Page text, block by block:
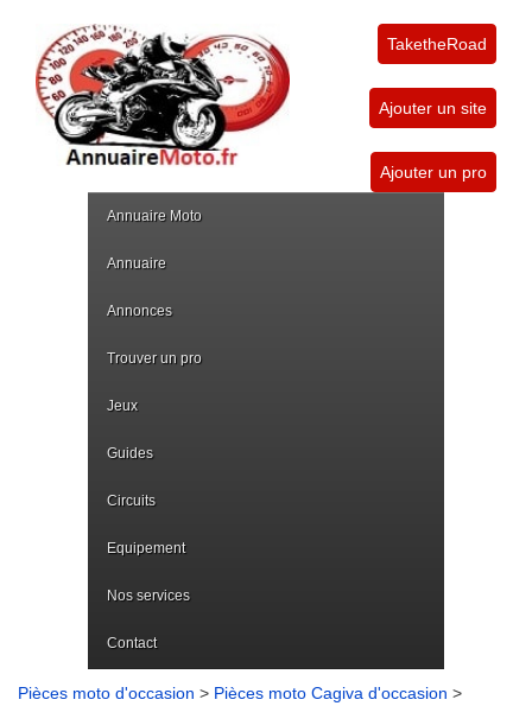
TaketheRoad
Ajouter un site
Ajouter un pro
Annuaire Moto
Annuaire
Annonces
Trouver un pro
Jeux
Guides
Circuits
Equipement
Nos services
Contact
Pièces moto d'occasion > Pièces moto Cagiva d'occasion >